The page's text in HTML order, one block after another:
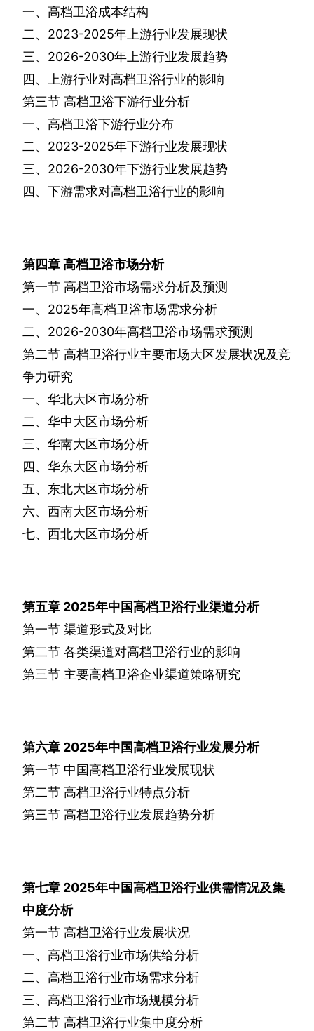
一、高档卫浴成本结构
二、 2023-2025年上游行业发展现状
三、 2026-2030年上游行业发展趋势
四、上游行业对高档卫浴行业的影响
第三节 高档卫浴下游行业分析
一、高档卫浴下游行业分布
二、 2023-2025年下游行业发展现状
三、 2026-2030年下游行业发展趋势
四、下游需求对高档卫浴行业的影响
第四章高档卫浴市场分析
第一节 高档卫浴市场需求分析及预测
一、 2025年高档卫浴市场需求分析
二、 2026-2030年高档卫浴市场需求预测
第二节 高档卫浴行业主要市场大区发展状况及竞
争力研究
一、华北大区市场分析
二、华中大区市场分析
三、华南大区市场分析
四、华东大区市场分析
五、东北大区市场分析
六、西南大区市场分析
七、西北大区市场分析
第五章 2025年中国高档卫浴行业渠道分析
第一节 渠道形式及对比
第二节 各类渠道对高档卫浴行业的影响
第三节 主要高档卫浴企业渠道策略研究
第六章 2025年中国高档卫浴行业发展分析
第一节 中国高档卫浴行业发展现状
第二节 高档卫浴行业特点分析
第三节 高档卫浴行业发展趋势分析
第七章 2025年中国高档卫浴行业供需情况及集
中度分析
第一节 高档卫浴行业发展状况
一、高档卫浴行业市场供给分析
二、高档卫浴行业市场需求分析
三、高档卫浴行业市场规模分析
第二节 高档卫浴行业集中度分析